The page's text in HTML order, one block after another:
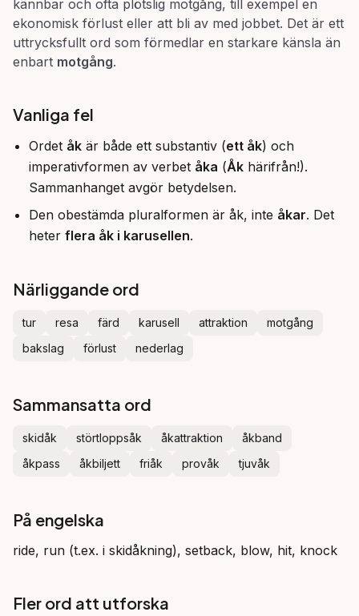
kännbar och ofta plötslig motgång, till exempel en
ekonomisk förlust eller att bli av med jobbet. Det är ett
uttrycksfullt ord som förmedlar en starkare känsla än
enbart motgång.
Vanliga fel
Ordet åk är både ett substantiv (ett åk) och
imperativformen av verbet åka (Åk härifrån!).
Sammanhanget avgör betydelsen.
Den obestämda pluralformen är åk, inte åkar. Det
heter flera åk i karusellen.
Närliggande ord
tur resa färd karusell attraktion
motgång
bakslag
förlust nederlag
Sammansatta ord
skidåk störtloppsåk åkattraktion
åkband
åkpass
åkbiljett friåk provåk tjuvåk
På engelska
ride, run (t.ex. i skidåkning), setback, blow, hit, knock
Fler ord att utforska